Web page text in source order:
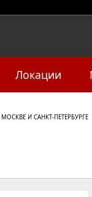
Локации
МОСКВЕ И САНКТ-ПЕТЕРБУРГЕ